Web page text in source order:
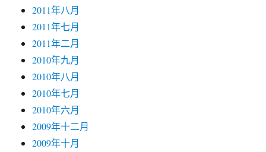
2011年八月
2011年七月
2011年二月
2010年九月
2010年八月
2010年七月
2010年六月
2009年十二月
2009年十月